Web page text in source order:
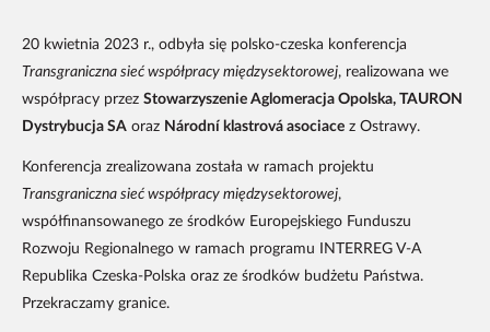
20 kwietnia 2023 r., odbyła się polsko-czeska konferencja
Transgraniczna sieć współpracy międzysektorowej, realizowana we
współpracy przez Stowarzyszenie Aglomeracja Opolska, TAURON
Dystrybucja SA oraz Národní klastrová asociace z Ostrawy.
Konferencja zrealizowana została w ramach projektu
Transgraniczna sieć współpracy międzysektorowej,
współfinansowanego ze środków Europejskiego Funduszu
Rozwoju Regionalnego w ramach programu INTERREG V-A
Republika Czeska-Polska oraz ze środków budżetu Państwa.
Przekraczamy granice.